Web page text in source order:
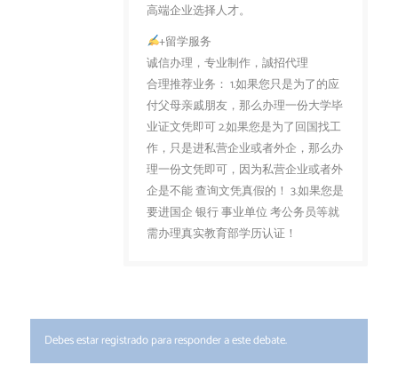
高端企业选择人才。
+留学服务
诚信办理，专业制作，誠招代理
合理推荐业务： 1.如果您只是为了的应
付父母亲戚朋友，那么办理一份大学毕
业证文凭即可 2.如果您是为了回国找工
作，只是进私营企业或者外企，那么办
理一份文凭即可，因为私营企业或者外
企是不能 查询文凭真假的！ 3.如果您是
要进国企 银行 事业单位 考公务员等就
需办理真实教育部学历认证！
Debes estar registrado para responder a este debate.